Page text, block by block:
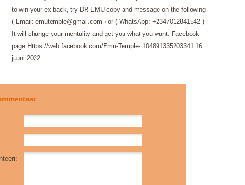
to win your ex back, try DR EMU copy and message on the following
( Email: emutemple@gmail.com ) or ( WhatsApp: +2347012841542 )
It will change your mentality and get you what you want. Facebook
page Https://web.facebook.com/Emu-Temple- 104891335203341 16.
juuni 2022